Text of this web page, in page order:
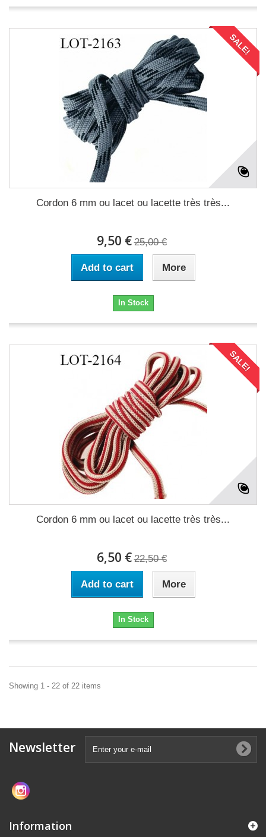
SALE!
Cordon 6 mm ou lacet ou lacette très très...
9,50 € 25,00 €
Add to cart More
In Stock
SALE!
Cordon 6 mm ou lacet ou lacette très très...
6,50 € 22,50 €
Add to cart More
In Stock
Showing 1 - 22 of 22 items
Newsletter
Information